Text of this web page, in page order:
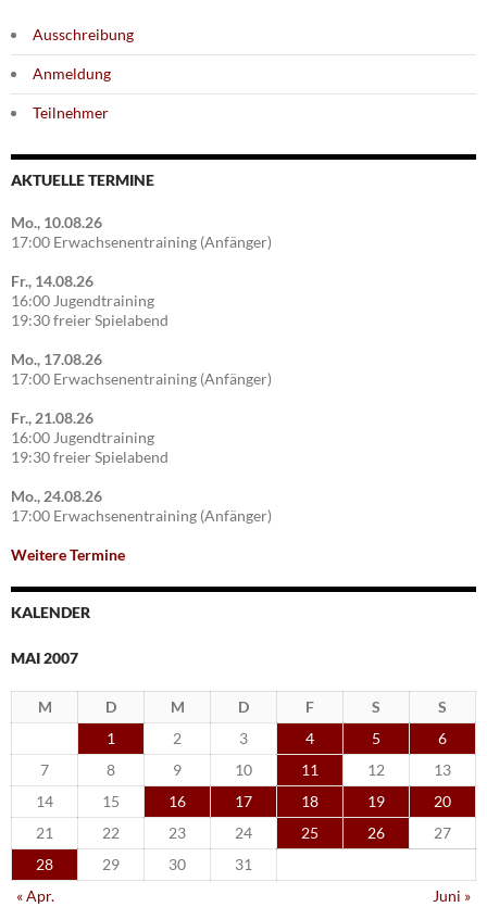
Ausschreibung
Anmeldung
Teilnehmer
AKTUELLE TERMINE
Mo., 10.08.26
17:00 Erwachsenentraining (Anfänger)
Fr., 14.08.26
16:00 Jugendtraining
19:30 freier Spielabend
Mo., 17.08.26
17:00 Erwachsenentraining (Anfänger)
Fr., 21.08.26
16:00 Jugendtraining
19:30 freier Spielabend
Mo., 24.08.26
17:00 Erwachsenentraining (Anfänger)
Weitere Termine
KALENDER
MAI 2007
M D M D F S
S
1
2 3 4 5
6
7
8 9 10 11 12
13
14
15 16 17 18 19
20
21
22 23 24 25 26
27
28
29 30
31
« Apr.
Juni »